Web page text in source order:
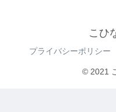
こひ
プライバシーポリシー
© 2021